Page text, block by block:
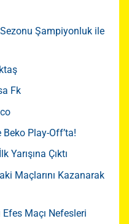
Şampiyonluk ile
Fk
Play-Off’ta!
Yarışına Çıktı
Maçlarını Kazanarak
Maçı Nefesleri